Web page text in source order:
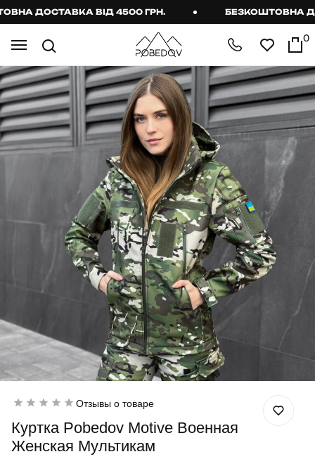
ДОСТАВКА ВІД 4500 ГРН. БЕЗКОШТОВНА
0
Отзывы о товаре
Куртка Pobedov Motive Военная
Женская Мультикам